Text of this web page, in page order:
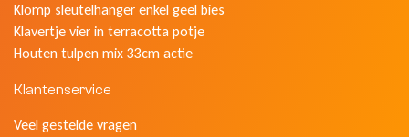
Klomp sleutelhanger enkel geel bies
Klavertje vier in terracotta potje
Houten tulpen mix 33cm actie
Klantenservice
Veel gestelde vragen